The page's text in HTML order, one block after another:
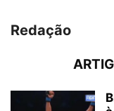
Redação